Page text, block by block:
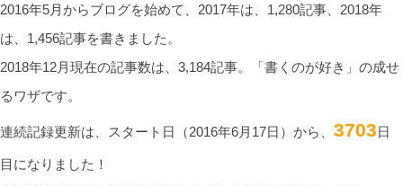
2016年5月からブログを始めて、2017年は、1,280記事、2018年
は、1,456記事を書きました。
2018年12月現在の記事数は、3,184記事。「書くのが好き」の成せ
るワザです。
連続記録更新は、スタート日（2016年6月17日）から、 3703日
目になりました！